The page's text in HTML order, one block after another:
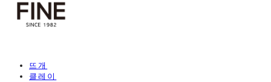
뜨개
클레이